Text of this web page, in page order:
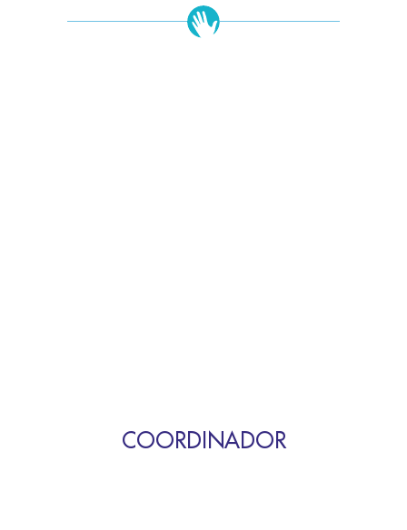
COORDINADOR